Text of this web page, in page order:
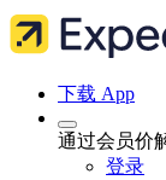
下载 App
通过会员价
登录